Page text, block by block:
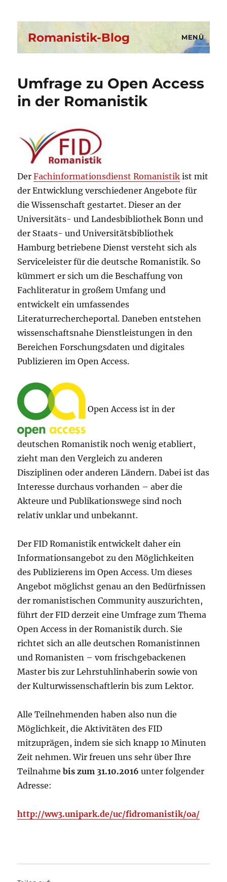
Romanistik-Blog MENÜ
Umfrage zu Open Access
in der Romanistik
DerFachinformationsdienst Romanistik ist mit
der Entwicklung verschiedener Angebote für
die Wissenschaft gestartet. Dieser an der
Universitäts- und Landesbibliothek Bonn und
der Staats- und Universitätsbibliothek
Hamburg betriebene Dienst versteht sich als
Serviceleister für die deutsche Romanistik. So
kümmert er sich um die Beschaffung von
Fachliteratur in großem Umfang und
entwickelt ein umfassendes
Literaturrechercheportal. Daneben entstehen
wissenschaftsnahe Dienstleistungen in den
Bereichen Forschungsdaten und digitales
Publizieren im Open Access.
Open Access ist in der
deutschen Romanistik noch wenig etabliert,
zieht man den Vergleich zu anderen
Disziplinen oder anderen Ländern. Dabei ist das
Interesse durchaus vorhanden – aber die
Akteure und Publikationswege sind noch
relativ unklar und unbekannt.
Der FID Romanistik entwickelt daher ein
Informationsangebot zu den Möglichkeiten
des Publizierens im Open Access. Um dieses
Angebot möglichst genau an den Bedürfnissen
der romanistischen Community auszurichten,
führt der FID derzeit eine Umfrage zum Thema
Open Access in der Romanistik durch. Sie
richtet sich an alle deutschen Romanistinnen
und Romanisten – vom frischgebackenen
Master bis zur Lehrstuhlinhaberin sowie von
der Kulturwissenschaftlerin bis zum Lektor.
Alle Teilnehmenden haben also nun die
Möglichkeit, die Aktivitäten des FID
mitzuprägen, indem sie sich knapp 10 Minuten
Zeit nehmen. Wir freuen uns sehr über Ihre
Teilnahmebis zum 31.10.2016 unter folgender
Adresse:
http://ww3.unipark.de/uc/fidromanistik/oa/